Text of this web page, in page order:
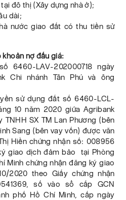
đô thị (Xây dựng nhà ở);
dài;
nước giao đất có thu tiền sử
nợ đấu giá:
6460-LAV-202000718 ngày
Chi nhánh Tân Phú và ông
sử dụng đất số 6460-LCL-
10 năm 2020 giữa Agribank
TNHH SX TM Lan Phương (bên
Sang (bên vay vốn) được văn
Hiền chứng nhận số: 008956
giao dịch đảm bảo tại Phòng
Minh chứng nhận đăng ký giao
2020 theo Giấy chứng nhận
số vào sổ cấp GCN
phố Hồ Chí Minh, cấp ngày